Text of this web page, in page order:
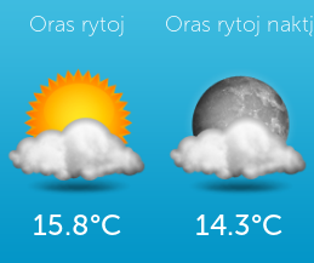
Oras rytoj
15.8°C
Oras rytoj naktį
14.3°C